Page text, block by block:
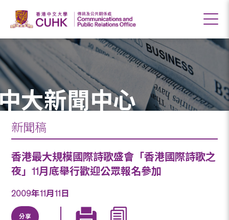
大新聞中心
新聞稿
香港最大規模國際詩歌盛會「香港國際詩歌之
夜」11月底舉行歡迎公眾報名參加
2009年11月11日
分享